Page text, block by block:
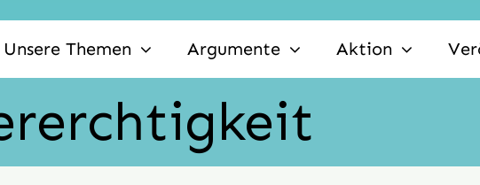
Unsere Themen Argumente Aktion